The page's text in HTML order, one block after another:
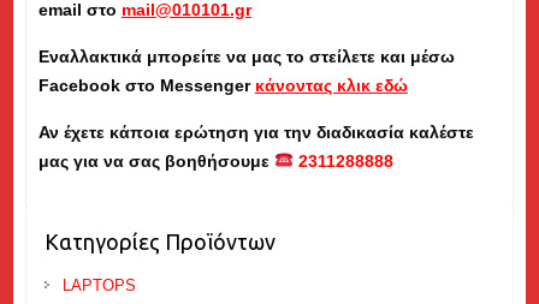
email στο mail@010101.gr
Εναλλακτικά μπορείτε να μας το στείλετε και μέσω
Facebook στο Messenger κάνοντας κλικ εδώ
Αν έχετε κάποια ερώτηση για την διαδικασία καλέστε
μας για να σας βοηθήσουμε
2311288888
Κατηγορίες Προϊόντων
LAPTOPS